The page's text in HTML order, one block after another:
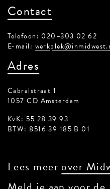
Contact
Telefoon: 020–303 02 62
E-mail:
Adres
Cabralstraat 1
1057 CD Amsterdam
KvK: 55 28 39 93
BTW: 8516 39 185 B 01
Lees meer over